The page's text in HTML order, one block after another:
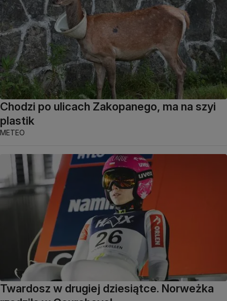
Chodzi po ulicach Zakopanego, ma na szyi
plastik
METEO
Twardosz w drugiej dziesiątce. Norweżka